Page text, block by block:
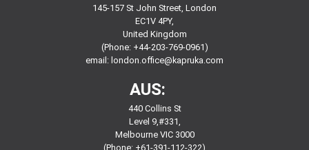
145-157 St John Street, London
EC1V 4PY,
United Kingdom
(Phone: +44-203-769-0961)
email: london.office@kapruka.com
AUS:
440 Collins St
Level 9,#331,
Melbourne VIC 3000
(Phone: +61-391-112-322)